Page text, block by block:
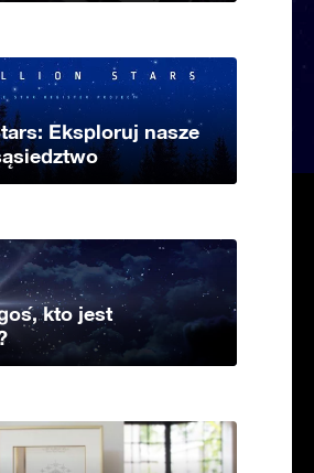
Eksploruj nasze
kto jest